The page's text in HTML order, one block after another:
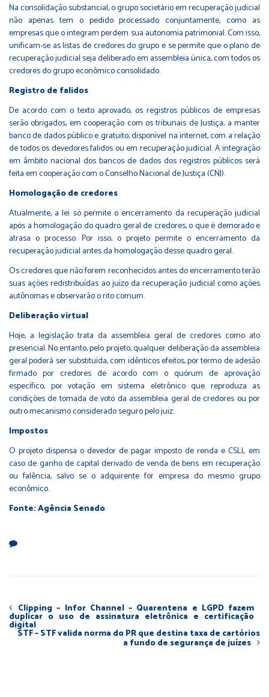
Na consolidação substancial, o grupo societário em recuperação judicial
não apenas tem o pedido processado conjuntamente, como as
empresas que o integram perdem sua autonomia patrimonial. Com isso,
unificam-se as listas de credores do grupo e se permite que o plano de
recuperação judicial seja deliberado em assembleia única, com todos os
credores do grupo econômico consolidado.
Registro de falidos
De acordo com o texto aprovado, os registros públicos de empresas
serão obrigados, em cooperação com os tribunais de Justiça, a manter
banco de dados público e gratuito, disponível na internet, com a relação
de todos os devedores falidos ou em recuperação judicial. A integração
em âmbito nacional dos bancos de dados dos registros públicos será
feita em cooperação com o Conselho Nacional de Justiça (CNJ).
Homologação de credores
Atualmente, a lei só permite o encerramento da recuperação judicial
após a homologação do quadro geral de credores, o que é demorado e
atrasa o processo. Por isso, o projeto permite o encerramento da
recuperação judicial antes da homologação desse quadro geral.
Os credores que não forem reconhecidos antes do encerramento terão
suas ações redistribuídas ao juízo da recuperação judicial como ações
autônomas e observarão o rito comum.
Deliberação virtual
Hoje, a legislação trata da assembleia geral de credores como ato
presencial. No entanto, pelo projeto, qualquer deliberação da assembleia
geral poderá ser substituída, com idênticos efeitos, por termo de adesão
firmado por credores de acordo com o quórum de aprovação
específico, por votação em sistema eletrônico que reproduza as
condições de tomada de voto da assembleia geral de credores ou por
outro mecanismo considerado seguro pelo juiz.
Impostos
O projeto dispensa o devedor de pagar imposto de renda e CSLL em
caso de ganho de capital derivado de venda de bens em recuperação
ou falência, salvo se o adquirente for empresa do mesmo grupo
econômico.
Fonte: Agência Senado
Clipping – Infor Channel – Quarentena e LGPD fazem
duplicar o uso de assinatura eletrônica e certificação
digital
STF – STF valida norma do PR que destina taxa de cartórios
a fundo de segurança de juízes